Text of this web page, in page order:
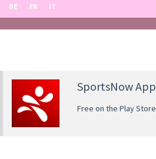
DE FR IT
SportsNow App
Free on the Play Store